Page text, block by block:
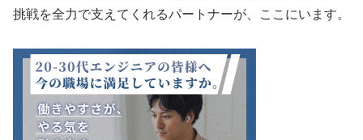
挑戦を全力で支えてくれるパートナーが、ここにいます。